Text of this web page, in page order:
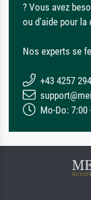
? Vous avez
ou d'aide pour la
Nos experts se
+43 4257
Mo-Do: 7:00